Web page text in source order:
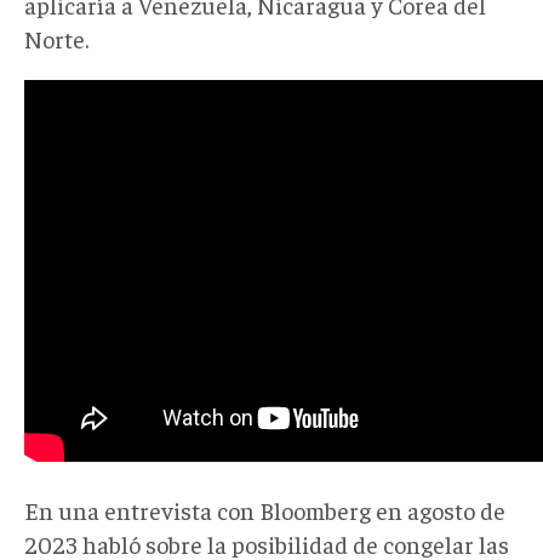
Norte.
En una entrevista con Bloomberg en agosto de
2023 habló sobre la posibilidad de congelar las